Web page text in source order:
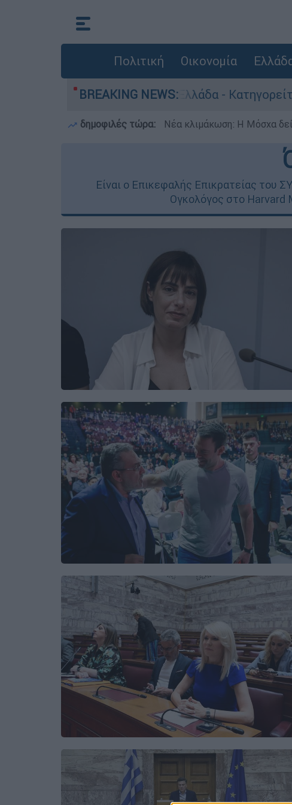
Πολιτική Οικονομία
BREAKING NEWS:
στην Ελλάδα - Κατηγορείται και για την
δημοφιλές τώρα: Νέα κλιμάκωση: Η Μόσχα
Είναι ο Επικεφαλής Επικρατείας του
Ογκολόγος στο Harvard